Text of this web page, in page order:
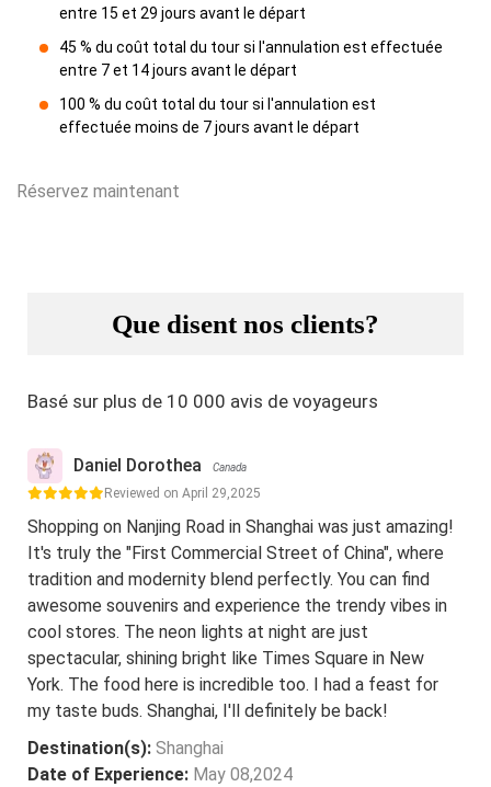
entre 15 et 29 jours avant le départ
45 % du coût total du tour si l'annulation est effectuée
entre 7 et 14 jours avant le départ
100 % du coût total du tour si l'annulation est
effectuée moins de 7 jours avant le départ
Réservez maintenant
Que disent nos clients?
Basé sur plus de 10 000 avis de voyageurs
Daniel Dorothea Canada
Reviewed on April 29,2025
Shopping on Nanjing Road in Shanghai was just amazing!
It's truly the "First Commercial Street of China", where
tradition and modernity blend perfectly. You can find
awesome souvenirs and experience the trendy vibes in
cool stores. The neon lights at night are just
spectacular, shining bright like Times Square in New
York. The food here is incredible too. I had a feast for
my taste buds. Shanghai, I'll definitely be back!
Destination(s): Shanghai
Date of Experience: May 08,2024